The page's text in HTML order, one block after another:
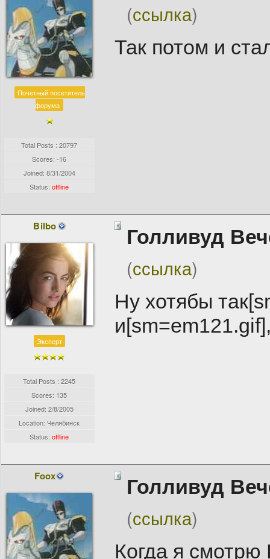
Почетный посетитель
форума
Total Posts : 20797
Scores: -16
Joined: 8/31/2004
Status:offline
(ссылка)
Так потом и
Bilbo
Эксперт
Total Posts : 2245
Scores: 135
Joined: 2/8/2005
Location: Челябинск
Status:offline
Голливуд
(ссылка)
Ну хотябы
Foox Голливуд
(ссылка)
Когда я смотрю